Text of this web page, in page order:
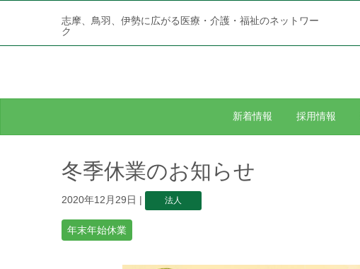
志摩、鳥羽、伊勢に広がる医療・介護・福祉のネットワー
ク
新着情報 採用情報
冬季休業のお知らせ
2020年12月29日 法人
年末年始休業